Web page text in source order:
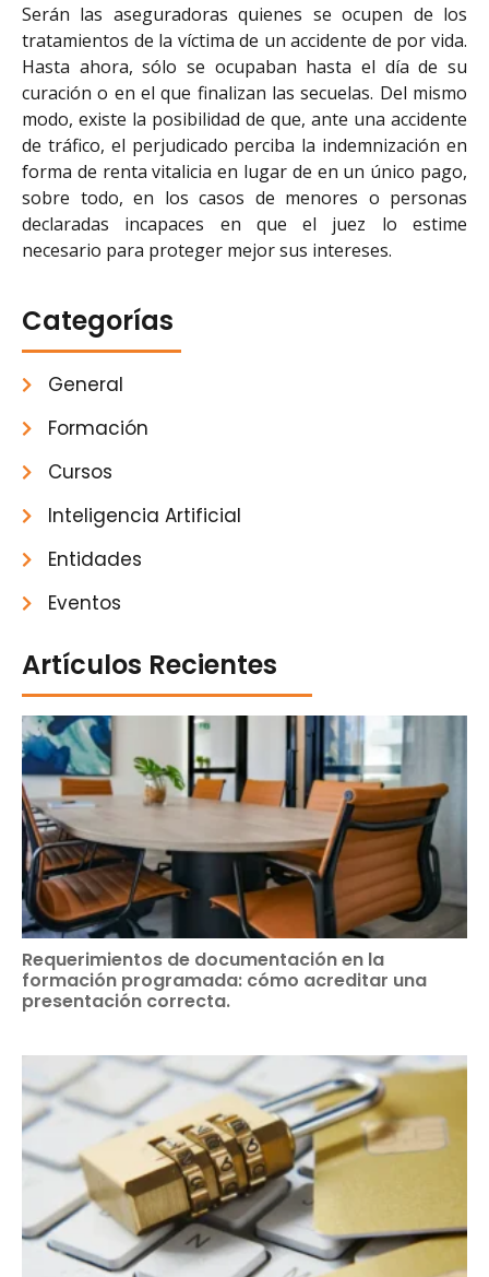
Serán las aseguradoras quienes se ocupen de los
tratamientos de la víctima de un accidente de por vida.
Hasta ahora, sólo se ocupaban hasta el día de su
curación o en el que finalizan las secuelas. Del mismo
modo, existe la posibilidad de que, ante una accidente
de tráfico, el perjudicado perciba la indemnización en
forma de renta vitalicia en lugar de en un único pago,
sobre todo, en los casos de menores o personas
declaradas incapaces en que el juez lo estime
necesario para proteger mejor sus intereses.
Artículos Recientes
Requerimientos de documentación en la
formación programada: cómo acreditar una
presentación correcta.
Categorías
General
Formación
Cursos
Inteligencia Artificial
Entidades
Eventos